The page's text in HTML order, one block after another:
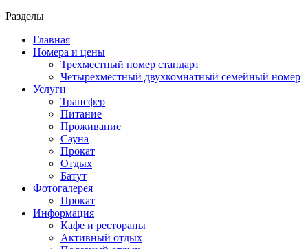
Разделы
Главная
Номера и цены
Трехместный номер стандарт
Четырехместный двухкомнатный семейный номер
Услуги
Трансфер
Питание
Проживание
Сауна
Прокат
Отдых
Батут
Фотогалерея
Прокат
Информация
Кафе и рестораны
Активный отдых